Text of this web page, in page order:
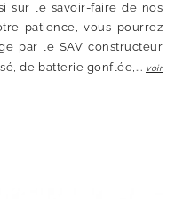
sur le savoir-faire de nos
patience, vous pourrez
par le SAV constructeur
de batterie gonflée,... voir